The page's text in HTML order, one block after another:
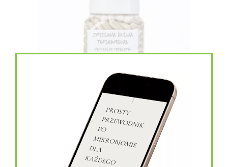
topinambur w kapsułkach